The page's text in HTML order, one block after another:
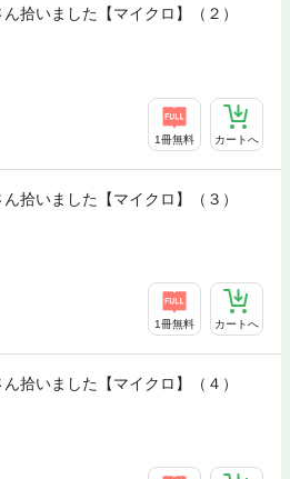
拾いました【マイクロ】（２）
1冊無料 カートへ
拾いました【マイクロ】（３）
1冊無料 カートへ
拾いました【マイクロ】（４）